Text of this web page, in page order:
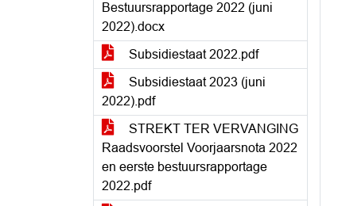
Bestuursrapportage 2022 (juni
2022).docx
Subsidiestaat 2022.pdf
Subsidiestaat 2023 (juni
2022).pdf
STREKT TER VERVANGING
Raadsvoorstel Voorjaarsnota 2022
en eerste bestuursrapportage
2022.pdf